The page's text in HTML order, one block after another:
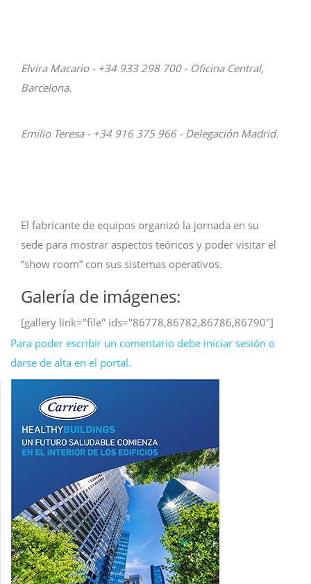
Elvira Macario - +34 933 298 700 - Oficina Central,
Barcelona.
Emilio Teresa - +34 916 375 966 - Delegación Madrid.
El fabricante de equipos organizó la jornada en su
sede para mostrar aspectos teóricos y poder visitar el
“show room” con sus sistemas operativos.
Galería de imágenes:
[gallery link="file" ids="86778,86782,86786,86790"]
Para poder escribir un comentario debe iniciar sesión o
darse de alta en el portal.